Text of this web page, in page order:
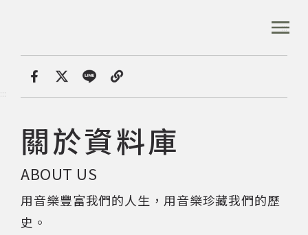
區
:::
首頁 關於資料庫
:::
關於資料庫
ABOUT US
用音樂豐富我們的人生，用音樂珍藏我們的歷
史。
首頁
音樂資料庫
音樂人口述歷史